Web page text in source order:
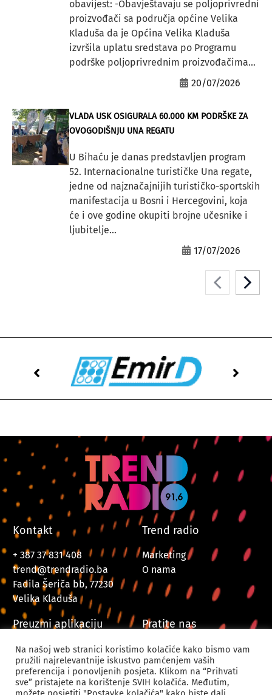
obavijest: -Obavještavaju se poljoprivredni
proizvođači sa područja općine Velika
Kladuša da je Općina Velika Kladuša
izvršila uplatu sredstava po Programu
podrške poljoprivrednim proizvođačima...
20/07/2026
VLADA USK OSIGURALA 60.000 KM PODRŠKE ZA
OVOGODIŠNJU UNA REGATU
U Bihaću je danas predstavljen program
52. Internacionalne turističke Una regate,
jedne od najznačajnijih turističko-sportskih
manifestacija u Bosni i Hercegovini, koja
će i ove godine okupiti brojne učesnike i
ljubitelje...
17/07/2026
Kontakt
+ 387 37 831 408
trend@trendradio.ba
Fadila Šeriča bb, 77230
Velika Kladuša
Trend radio
Marketing
O nama
Preuzmi aplikaciju Pratite nas
Na našoj web stranici koristimo kolačiće kako bismo vam
pružili najrelevantnije iskustvo pamćenjem vaših
preferencija i ponovljenih posjeta. Klikom na “Prihvati
sve” pristajete na korištenje SVIH kolačića. Međutim,